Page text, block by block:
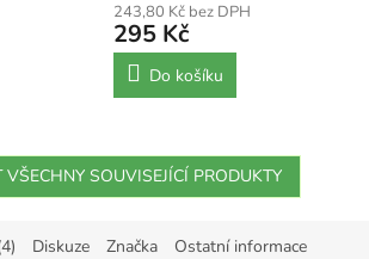
243,80 Kč bez DPH
295 Kč
Do košíku
VŠECHNY SOUVISEJÍCÍ PRODUKTY
Diskuze Značka Ostatní informace